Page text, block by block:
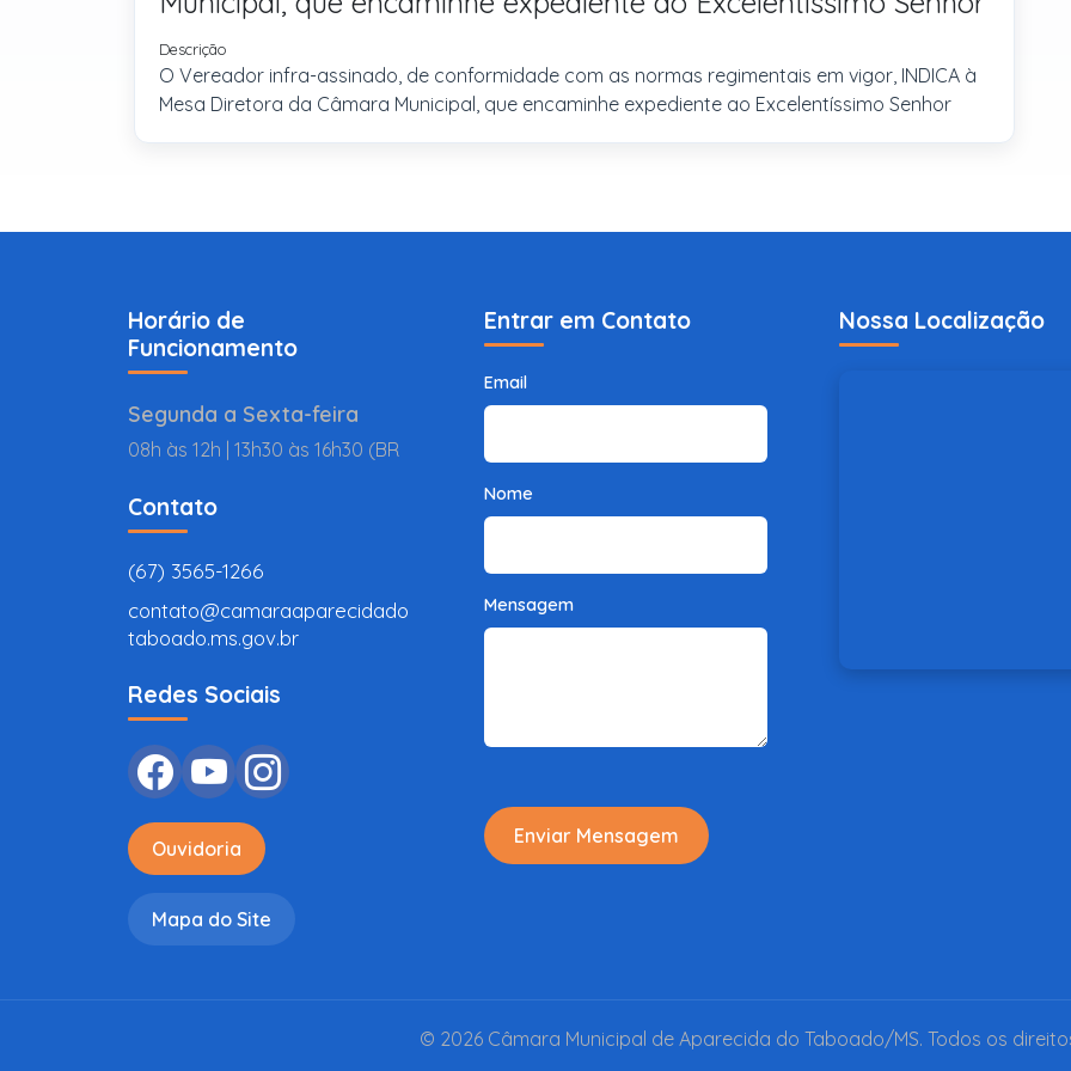
Descrição
O Vereador infra-assinado, de conformidade com as normas regimentais em vigor, INDICA à
Mesa Diretora da Câmara Municipal, que encaminhe expediente ao Excelentíssimo Senhor
Horário de
Funcionamento
Segunda a Sexta-feira
08h às 12h | 13h30 às 16h30 (BR
Contato
(67) 3565-1266
contato@camaraaparecidado
taboado.ms.gov.br
Redes Sociais
Ouvidoria
Mapa do Site
Entrar em Contato
Email
Nome
Mensagem
Enviar Mensagem
Nossa Localização
© 2026 Câmara Municipal de Aparecida do Taboado/MS. Todos os